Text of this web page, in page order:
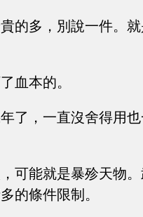
的多，別說一件。就
血本的。
了，一直沒舍得用也
可能就是暴殄天物。
的條件限制。